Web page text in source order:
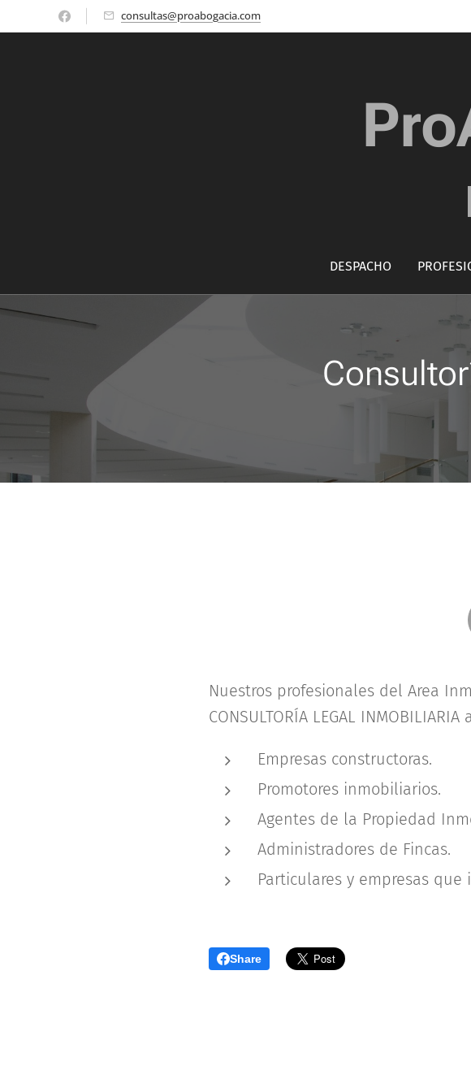
consultas@proabogacia.com
DESPACHO
Nuestros profesionales del Area
CONSULTORÍA LEGAL INMOBILIARIA
Empresas constructoras.
Promotores inmobiliarios.
Agentes de la Propiedad
Administradores de Fincas.
Particulares y empresas
Share